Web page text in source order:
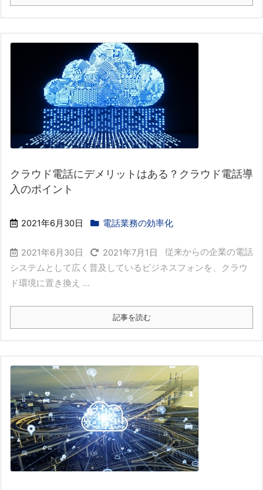
クラウド電話にデメリットはある？クラウド電話導
入のポイント
2021年6月30日 電話業務の効率化
2021年6月30日 2021年7月1日
従来からの企業の電話
システムとして広く普及しているビジネスフォンを、クラウ
ド環境に置き換え ...
記事を読む